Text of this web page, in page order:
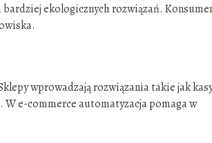
ekologicznych rozwiązań.
wprowadzają rozwiązania takie jak
W e-commerce automatyzacja pomaga w